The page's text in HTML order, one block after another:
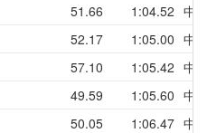
51.66 1:04.52 中
52.17 1:05.00 中
57.10 1:05.42 中
49.59 1:05.60 中
50.05 1:06.47 中